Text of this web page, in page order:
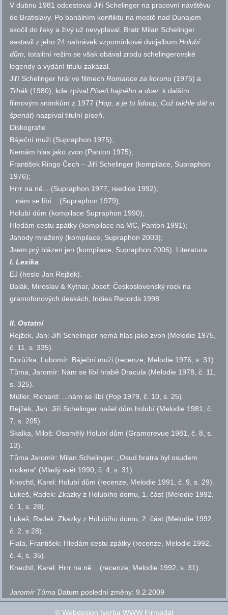
V dubnu 1981 odcestoval Jiří Schelinger na pracovní návštěvu
do Bratislavy. Po banálním konfliktu na mostě nad Dunajem
skočil do řeky a živý už nevyplaval. Bratr Milan Schelinger
sestavil z jeho 24 nahrávek vzpomínkové dvojalbumHolubí
dům,totalitní režim se však obával zrodu schelingerovské
legendy a vydání titulu zakázal.
Jiří Schelinger hrál ve filmechRomance za korunu (1975) a
Trhák (1980), kde zpívalPíseň hajného a dcer, k dalším
filmovým snímkům z 1977 (Hop, a je tu lidoop, Což takhle dát si
špenát) nazpíval titulní píseň.
Diskografie
Báječní muži (Supraphon 1975);
Nemám hlas jako zvon (Panton 1975);
František Ringo Čech – Jiří Schelinger (kompilace, Supraphon
1976);
Hrrr na ně... (Supraphon 1977, reedice 1992);
...nám se líbí... (Supraphon 1979);
Holubí dům (kompilace Supraphon 1990);
Hledám cestu zpátky (kompilace na MC, Panton 1991);
Jahody mražený (kompilace, Supraphon 2003);
Jsem prý blázen jen (kompilace, Supraphon 2006). Literatura
I. Lexika
EJ (heslo Jan Rejžek).
Balák, Miroslav & Kytnar, Josef: Československý rock na
gramofonových deskách, Indies Records 1998.
II. Ostatní
Rejžek, Jan: Jiří Schelinger nemá hlas jako zvon (Melodie 1975,
č. 11, s. 335).
Dorůžka, Lubomír: Báječní muži (recenze, Melodie 1976, s. 31).
Tůma, Jaromír: Nám se líbí hrabě Dracula (Melodie 1978,č. 11,
s. 325).
Müller, Richard: ...nám se líbí (Pop 1979,č. 10, s. 25).
Rejžek, Jan: Jiří Schelinger našel dům holubí (Melodie 1981,č.
7, s. 205).
Skalka, Miloš: Osamělý Holubí dům (Gramorevue 1981,č. 8, s.
13).
Tůma Jaromír: Milan Schelinger: „Osud bratra byl osudem
rockera“ (Mladý svět 1990,č. 4, s. 31).
Knechtl, Karel: Holubí dům (recenze, Melodie 1991,č. 9, s. 29).
Lukeš, Radek: Zkazky z Holubího domu, 1. část (Melodie 1992,
č. 1, s. 28).
Lukeš, Radek: Zkazky z Holubího domu, 2. část (Melodie 1992,
č. 2. s 28).
Fiala, František: Hledám cestu zpátky (recenze, Melodie 1992,
č. 4, s. 35).
Knechtl, Karel: Hrrr na ně... (recenze, Melodie 1992, s. 31).
Jaromír Tůma Datum poslední změny:9.2.2009
© Webdesign tvorba WWW Firmadat